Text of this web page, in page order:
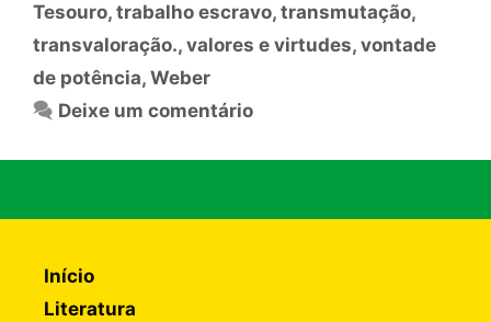
Tesouro, trabalho escravo, transmutação,
transvaloração., valores e virtudes, vontade
de potência, Weber
Deixe um comentário
Início
Literatura